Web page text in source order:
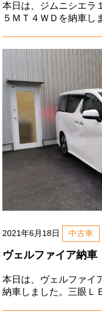
本日は、ジムニシエラ
５ＭＴ４ＷＤを納車し
グスイッチシートヒー
頂き
2021年6月18日 中古車
ヴェルファイア納車
本日は、ヴェルファイ
納車しました。三眼Ｌ